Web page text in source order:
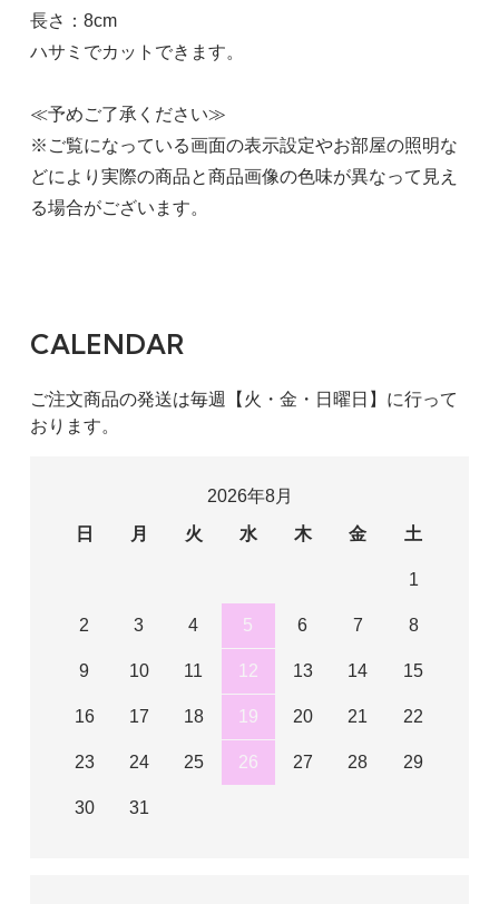
長さ：8cm
ハサミでカットできます。
≪予めご了承ください≫
※ご覧になっている画面の表示設定やお部屋の照明な
どにより実際の商品と商品画像の色味が異なって見え
る場合がございます。
CALENDAR
ご注文商品の発送は毎週【火・金・日曜日】に行って
おります。
2026年8月
日
月 火 水 木 金 土
1
2 3 4 5 6 7 8
9 10 11 12 13 14 15
16 17 18 19 20 21 22
23 24 25 26 27 28 29
30 31